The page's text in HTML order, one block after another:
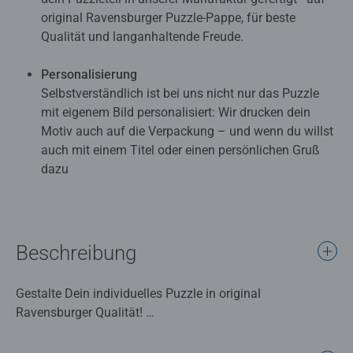
original Ravensburger Puzzle-Pappe, für beste
Qualität und langanhaltende Freude.
Personalisierung
Selbstverständlich ist bei uns nicht nur das Puzzle
mit eigenem Bild personalisiert: Wir drucken dein
Motiv auch auf die Verpackung – und wenn du willst
auch mit einem Titel oder einen persönlichen Gruß
dazu
Beschreibung
Gestalte Dein individuelles Puzzle in original
Ravensburger Qualität!